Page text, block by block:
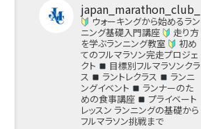
japan_marathon_club_
ウォーキングから始めるラン
ニング基礎入門講座
走り方
を学ぶランニング教室
初め
てのフルマラソン完走プロジェ
クト
目標別フルマラソンクラ
ス
ラントレクラス
ランニ
ングイベント
ランナーのた
めの食事講座
プライベート
レッスン ランニングの基礎から
フルマラソン挑戦まで